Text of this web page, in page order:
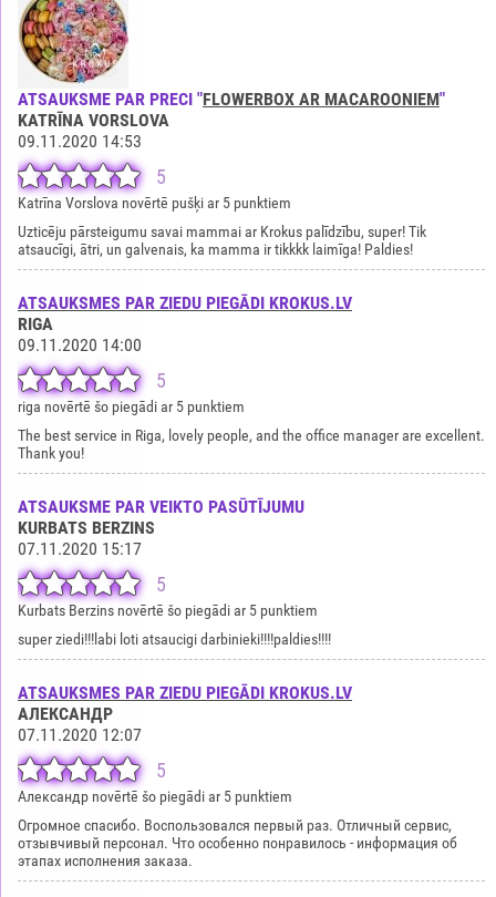
ATSAUKSME PAR PRECI "FLOWERBOX AR MACAROONIEM"
KATRĪNA VORSLOVA
09.11.2020 14:53
5
Katrīna Vorslova novērtē pušķi ar 5 punktiem
Uzticēju pārsteigumu savai mammai ar Krokus palīdzību, super! Tik
atsaucīgi, ātri, un galvenais, ka mamma ir tikkkk laimīga! Paldies!
ATSAUKSMES PAR ZIEDU PIEGĀDI KROKUS.LV
RIGA
09.11.2020 14:00
5
riga novērtē šo piegādi ar 5 punktiem
The best service in Riga, lovely people, and the office manager are excellent.
Thank you!
ATSAUKSME PAR VEIKTO PASŪTĪJUMU
KURBATS BERZINS
07.11.2020 15:17
5
Kurbats Berzins novērtē šo piegādi ar 5 punktiem
super ziedi!!!labi loti atsaucigi darbinieki!!!!paldies!!!!
ATSAUKSMES PAR ZIEDU PIEGĀDI KROKUS.LV
АЛЕКСАНДР
07.11.2020 12:07
5
Александр novērtē šo piegādi ar 5 punktiem
Огромное спасибо. Воспользовался первый раз. Отличный сервис,
отзывчивый персонал. Что особенно понравилось - информация об
этапах исполнения заказа.